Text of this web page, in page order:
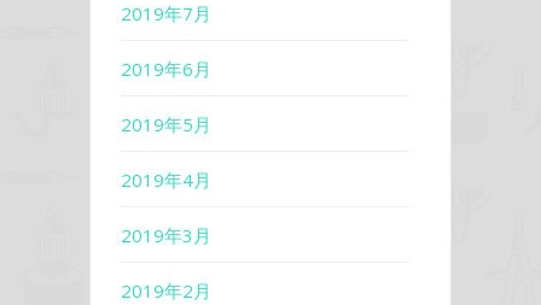
2019年7月
2019年6月
2019年5月
2019年4月
2019年3月
2019年2月